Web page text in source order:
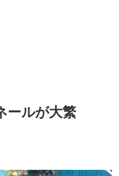
ールが大繁